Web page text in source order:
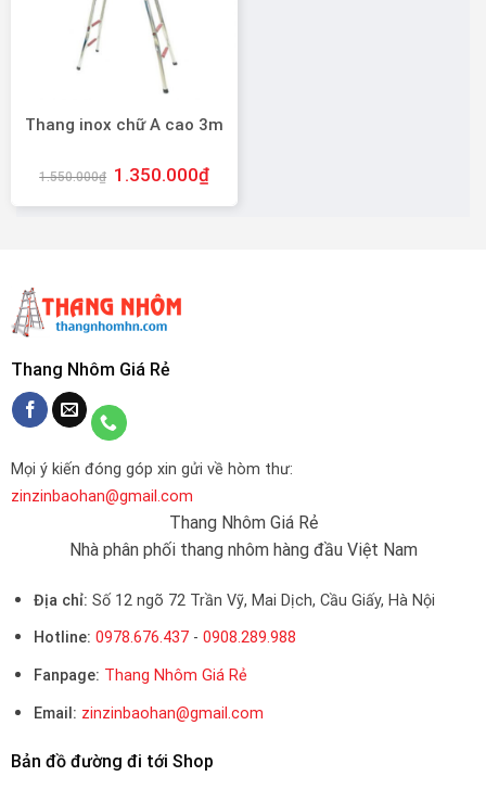
Thang inox chữ A cao 3m
1.550.000₫ 1.350.000₫
Thang Nhôm Giá Rẻ
Mọi ý kiến đóng góp xin gửi về hòm thư:
zinzinbaohan@gmail.com
Thang Nhôm Giá Rẻ
Nhà phân phối thang nhôm hàng đầu Việt Nam
Địa chỉ: Số 12 ngõ 72 Trần Vỹ, Mai Dịch, Cầu Giấy, Hà Nội
Hotline: 0978.676.437- 0908.289.988
Fanpage: Thang Nhôm Giá Rẻ
Email: zinzinbaohan@gmail.com
Bản đồ đường đi tới Shop